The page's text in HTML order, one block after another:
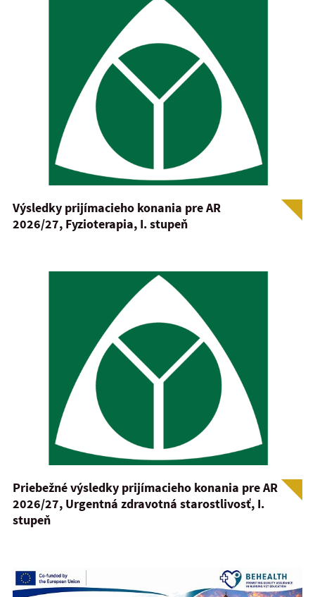
Výsledky prijímacieho konania pre AR
2026/27, Fyzioterapia, I. stupeň
Priebežné výsledky prijímacieho konania pre AR
2026/27, Urgentná zdravotná starostlivosť, I.
stupeň